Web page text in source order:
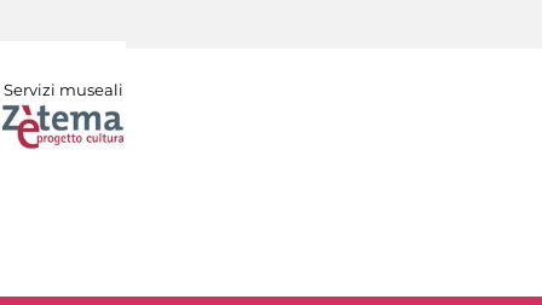
Servizi museali